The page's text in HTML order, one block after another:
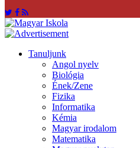
Tanuljunk
Angol nyelv
Biológia
Ének/Zene
Fizika
Informatika
Kémia
Magyar irodalom
Matematika